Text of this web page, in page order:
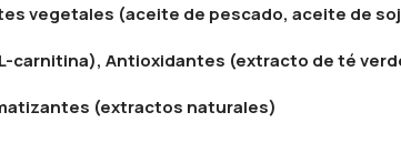
vegetales (aceite de pescado, aceite de
carnitina), Antioxidantes (extracto de té
(extractos naturales)